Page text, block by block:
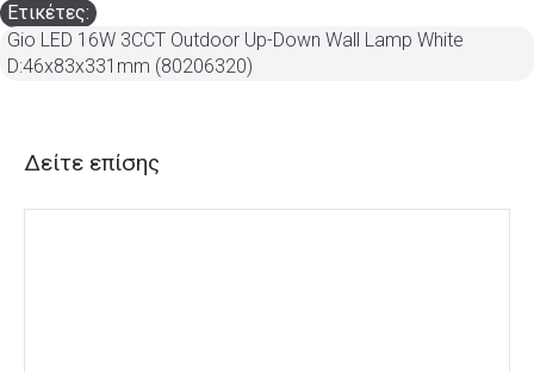
Ετικέτες:
Gio LED 16W 3CCT Outdoor Up-Down Wall Lamp White
D:46x83x331mm (80206320)
Δείτε επίσης